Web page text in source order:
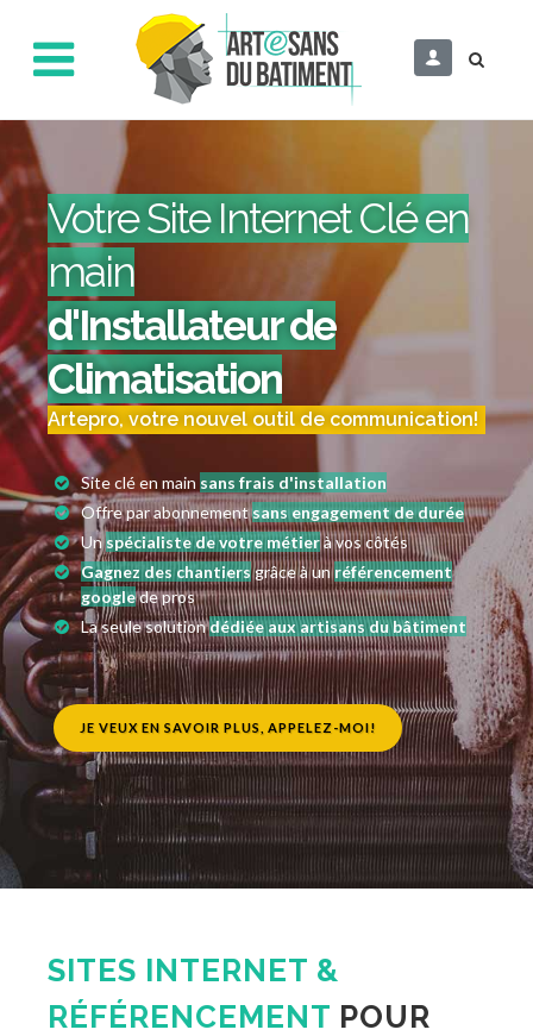
Votre Site Internet Clé en
main
d'Installateur de
Climatisation
Artepro, votre nouvel outil de communication!
Site clé en main sans frais d'installation
Offre par abonnementsans engagement de durée
Unspécialiste de votre métierà vos côtés
Gagnez des chantiersgrâce à unréférencement
googlede pros
La seule solutiondédiée aux artisans du bâtiment
JE VEUX EN SAVOIR PLUS, APPELEZ-MOI!
SITES INTERNET &
RÉFÉRENCEMENT POUR